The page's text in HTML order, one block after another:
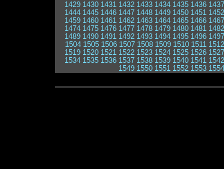
1429 1430 1431 1432 1433 1434 1435 1436 1437
1444 1445 1446 1447 1448 1449 1450 1451 1452
1459 1460 1461 1462 1463 1464 1465 1466 1467
1474 1475 1476 1477 1478 1479 1480 1481 1482
1489 1490 1491 1492 1493 1494 1495 1496 1497
1504 1505 1506 1507 1508 1509 1510 1511 1512
1519 1520 1521 1522 1523 1524 1525 1526 1527
1534 1535 1536 1537 1538 1539 1540 1541 1542
1549 1550 1551 1552 1553 1554